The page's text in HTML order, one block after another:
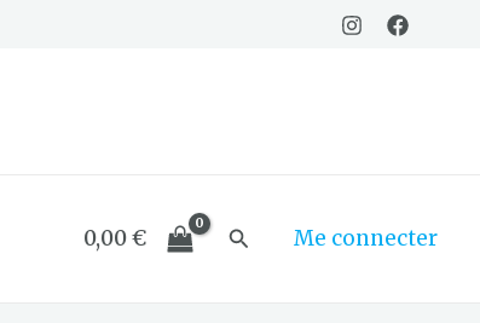
0,00€ RechercherMe connecter